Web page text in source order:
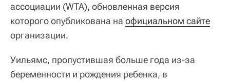
ассоциации (WTA), обновленная версия
которого опубликована на официальном сайте
организации.
Уильямс, пропустившая больше года из-за
беременности и рождения ребенка, в